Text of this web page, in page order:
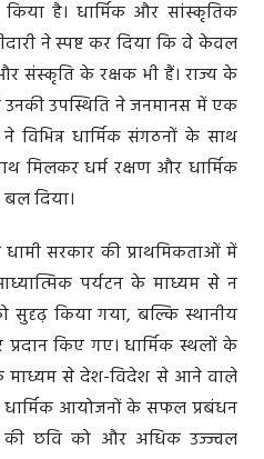
किया है। धार्मिक और सांस्कृतिक
ने स्पष्ट कर दिया कि वे केवल
संस्कृति के रक्षक भी हैं। राज्य के
उनकी उपस्थिति ने जनमानस में एक
विभिन्न धार्मिक संगठनों के साथ
मिलकर धर्म रक्षण और धार्मिक
दिया।
धामी सरकार की प्राथमिकताओं में
पर्यटन के माध्यम से न
सुदृढ़ किया गया, बल्कि स्थानीय
किए गए। धार्मिक स्थलों के
माध्यम से देश-विदेश से आने वाले
धार्मिक आयोजनों के सफल प्रबंधन
की छवि को और अधिक उज्ज्वल